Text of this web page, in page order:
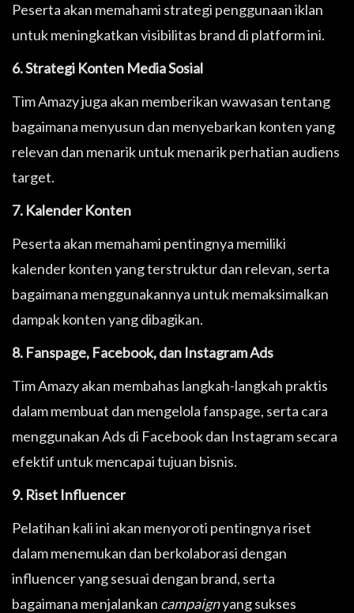
Peserta akan memahami strategi penggunaan iklan
untuk meningkatkan visibilitas brand di platform ini.
6. Strategi Konten Media Sosial
Tim Amazy juga akan memberikan wawasan tentang
bagaimana menyusun dan menyebarkan konten yang
relevan dan menarik untuk menarik perhatian audiens
target.
7. Kalender Konten
Peserta akan memahami pentingnya memiliki
kalender konten yang terstruktur dan relevan, serta
bagaimana menggunakannya untuk memaksimalkan
dampak konten yang dibagikan.
8. Fanspage, Facebook, dan Instagram Ads
Tim Amazy akan membahas langkah-langkah praktis
dalam membuat dan mengelola fanspage, serta cara
menggunakan Ads di Facebook dan Instagram secara
efektif untuk mencapai tujuan bisnis.
9. Riset Influencer
Pelatihan kali ini akan menyoroti pentingnya riset
dalam menemukan dan berkolaborasi dengan
influencer yang sesuai dengan brand, serta
bagaimana menjalankan campaignyang sukses